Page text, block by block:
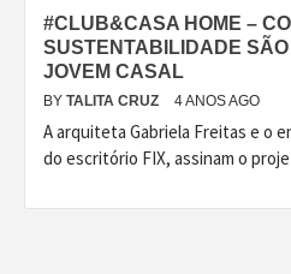
#CLUB&CASA HOME –
SUSTENTABILIDADE
JOVEM CASAL
BY TALITA CRUZ 4 ANOS AGO
A arquiteta Gabriela Freitas e o
do escritório FIX, assinam o